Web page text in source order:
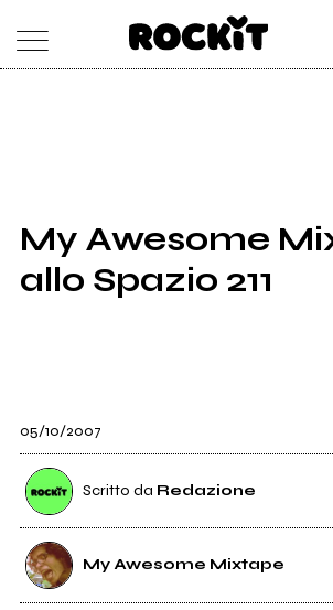
SHOP
RADIO
My Awesome
allo Spazio 211
05/10/2007
Scritto da Redazione
My Awesome Mixtape